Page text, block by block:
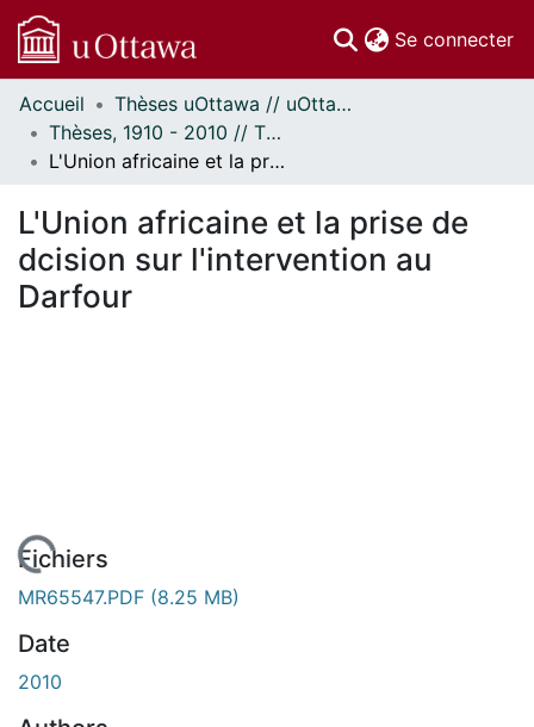
Se connecter
Communautés
et collections
Parcourir
À propos
Accueil
Thèses uOttawa // uOttawa Theses
Thèses, 1910 - 2010 // Theses, 1910 - 2010
L'Union africaine et la prise de dcision sur l'intervention au Darfour
L'Union africaine et la prise de
dcision sur l'intervention au
Darfour
En cours de chargement...
Fichiers
MR65547.PDF (8.25 MB)
Date
2010